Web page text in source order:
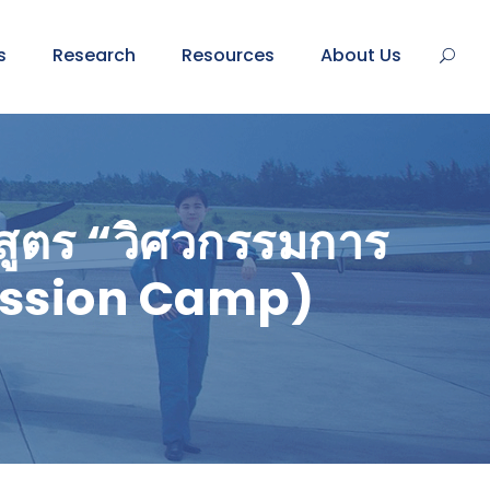
Research Resources About Us
ร “วิศวกรรมการ
Camp)